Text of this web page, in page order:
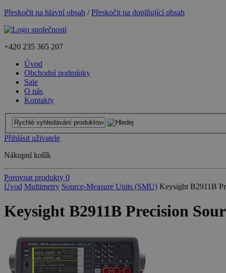
Přeskočit na hlavní obsah /Přeskočit na doplňující obsah
+420 235 365 207
Úvod
Obchodní podmínky
Sale
O nás
Kontakty
Přihlásit uživatele
Nákupní košík
Porovnat produkty 0
Úvod Multimetry Source-Measure Units (SMU) Keysight B2911B
Keysight B2911B Precision